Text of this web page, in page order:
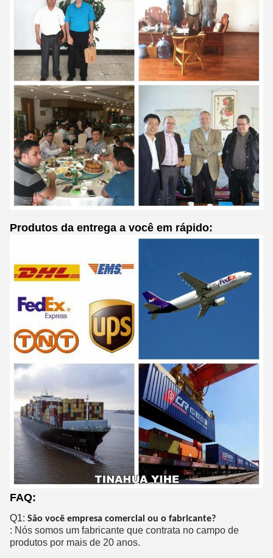
Produtos da entrega a você em rápido:
FAQ:
Q1: São você empresa comercial ou o fabricante?
: Nós somos um fabricante que contrata no campo de
produtos por mais de 20 anos.